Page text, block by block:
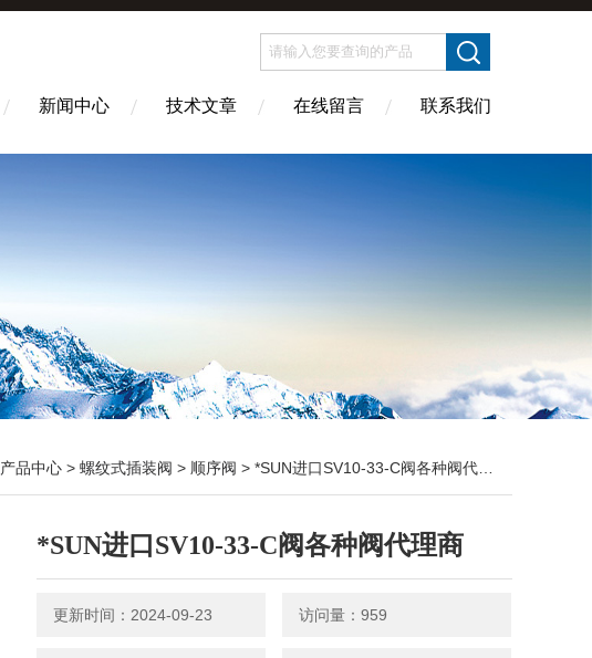
新闻中心 技术文章 在线留言 联系我们
产品中心 > 螺纹式插装阀 > 顺序阀 > *SUN进口SV10-33-C阀各种阀代理商
*SUN进口SV10-33-C阀各种阀代理商
更新时间：2024-09-23 访问量：959